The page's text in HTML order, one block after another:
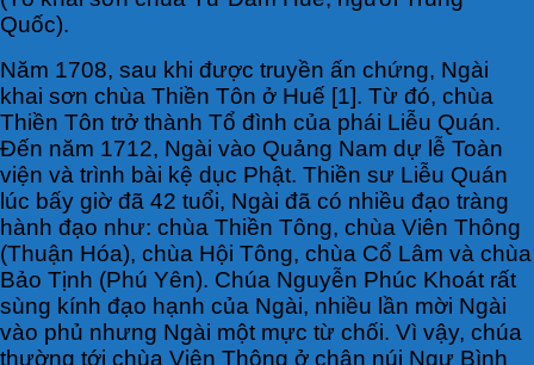
Quốc).
Năm 1708, sau khi được truyền ấn chứng, Ngài
khai sơn chùa Thiền Tôn ở Huế [1]. Từ đó, chùa
Thiền Tôn trở thành Tổ đình của phái Liễu Quán.
Đến năm 1712, Ngài vào Quảng Nam dự lễ Toàn
viện và trình bài kệ dục Phật. Thiền sư Liễu Quán
lúc bấy giờ đã 42 tuổi, Ngài đã có nhiều đạo tràng
hành đạo như: chùa Thiền Tông, chùa Viên Thông
(Thuận Hóa), chùa Hội Tông, chùa Cổ Lâm và chùa
Bảo Tịnh (Phú Yên). Chúa Nguyễn Phúc Khoát rất
sùng kính đạo hạnh của Ngài, nhiều lần mời Ngài
vào phủ nhưng Ngài một mực từ chối. Vì vậy, chúa
thường tới chùa Viên Thông ở chân núi Ngự Bình